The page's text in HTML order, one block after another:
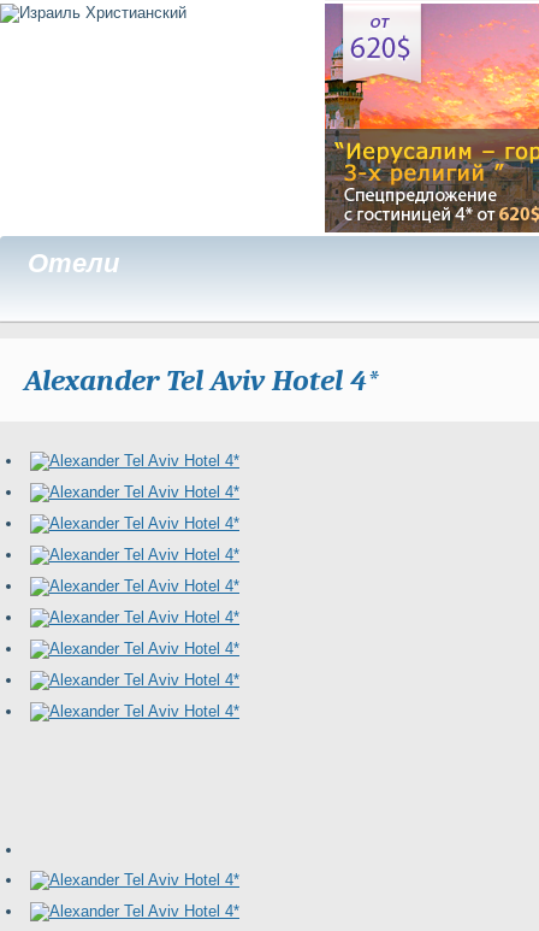
Отели
Alexander Tel Aviv Hotel 4*